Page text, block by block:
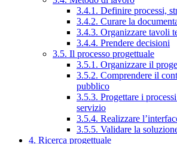
3.4.1. Definire processi,
3.4.2. Curare la
3.4.3. Organizzare tavoli
3.4.4. Prendere decisioni
3.5. Il processo progettuale
3.5.1. Organizzare il
3.5.2. Comprendere il
pubblico
3.5.3. Progettare i
servizio
3.5.4. Realizzare
3.5.5. Validare la
4. Ricerca progettuale